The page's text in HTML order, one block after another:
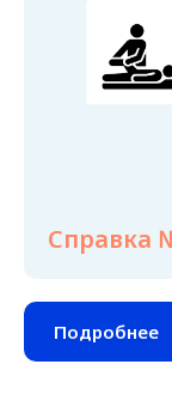
Справка
Подробнее